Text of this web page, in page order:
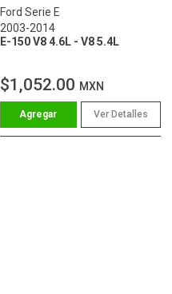
Ford Serie E
2003-2014
E-150 V8 4.6L - V8 5.4L
$1,052.00 MXN
Ver Detalles